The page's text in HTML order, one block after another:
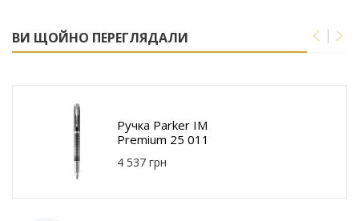
ВИ ЩОЙНО ПЕРЕГЛЯДАЛИ
Ручка Parker IM
Premium 25 011
4 537 грн